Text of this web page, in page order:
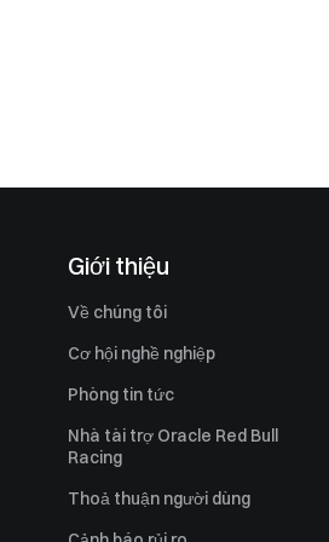
Giới thiệu
Về chúng tôi
Cơ hội nghề nghiệp
Phòng tin tức
Nhà tài trợ Oracle Red Bull
Racing
Thoả thuận người dùng